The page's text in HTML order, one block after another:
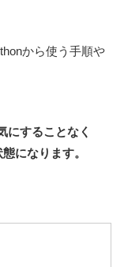
から使う手順や
にすることなく
になります。